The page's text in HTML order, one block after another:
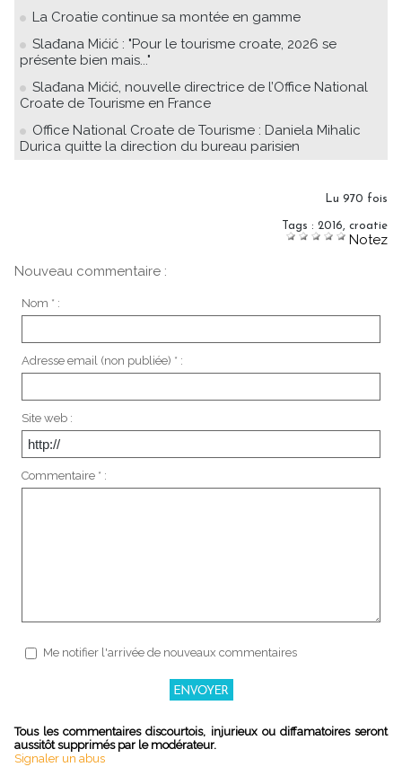
La Croatie continue sa montée en gamme
Slađana Mićić : "Pour le tourisme croate, 2026 se
présente bien mais..."
Slađana Mićić, nouvelle directrice de l’Office National
Croate de Tourisme en France
Office National Croate de Tourisme : Daniela Mihalic
Durica quitte la direction du bureau parisien
Lu 970 fois
Tags : 2016, croatie
Notez
Nouveau commentaire :
Nom * :
Adresse email (non publiée) * :
Site web :
Commentaire * :
Me notifier l'arrivée de nouveaux commentaires
Tous les commentaires discourtois, injurieux ou diffamatoires seront
aussitôt supprimés par le modérateur.
Signaler un abus